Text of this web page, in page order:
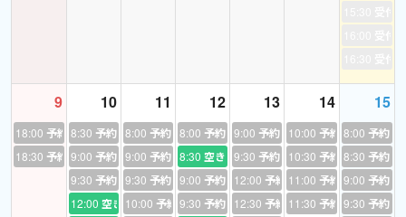
オーバーラッピングやシャドーイングも含み、
リスニング力アップにも効果あり。
本気で英語力を上げたいあなたには、日々の英語学習の中にぜひ
取り入れて頂きたいルーティーンです。
9
18:00 予約あり
18:30 予約あり
10
8:30 予約あり
9:00 予約あり
9:30 予約あり
12:00 空き
11
8:00 予約あり
9:00 予約あり
9:30 予約あり
10:00 予約あり
12
8:00 予約あり
8:30 空き
9:00 予約あり
9:30 予約あり
13
9:00 予約あり
9:30 予約あり
12:00 予約あり
12:30 予約あり
14
10:00 予約あり
10:30 予約あり
11:00 予約あり
11:30 予約あり
15
8:00 予約あ
8:30 予約あ
9:00 予約あ
9:30 予約あ